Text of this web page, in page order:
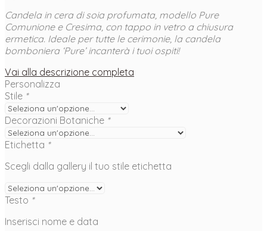
Candela in cera di soia profumata, modello Pure
Comunione e Cresima, con tappo in vetro a chiusura
ermetica. Ideale per tutte le cerimonie, la candela
bomboniera ‘Pure’ incanterà i tuoi ospiti!
Vai alla descrizione completa
Personalizza
Stile *
Decorazioni Botaniche *
Etichetta *
Scegli dalla gallery il tuo stile etichetta
Testo *
Inserisci nome e data